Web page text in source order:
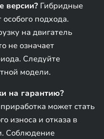
версии? Гибридные
подхода.
на двигатель
не означает
Следуйте
модели.
на гарантию?
может стать
износа и отказа в
Соблюдение